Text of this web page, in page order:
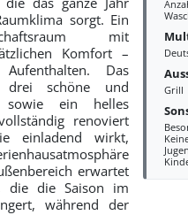
Grill
sorgt. Ein
mit
Komfort –
Das
drei schöne und
sowie ein helles
renoviert
einladend wirkt,
erwartet
die die Saison im
während der